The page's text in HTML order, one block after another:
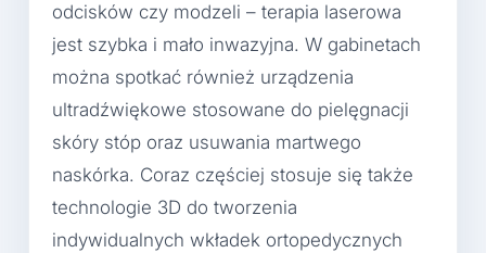
odcisków czy modzeli – terapia laserowa
jest szybka i mało inwazyjna. W gabinetach
można spotkać również urządzenia
ultradźwiękowe stosowane do pielęgnacji
skóry stóp oraz usuwania martwego
naskórka. Coraz częściej stosuje się także
technologie 3D do tworzenia
indywidualnych wkładek ortopedycznych